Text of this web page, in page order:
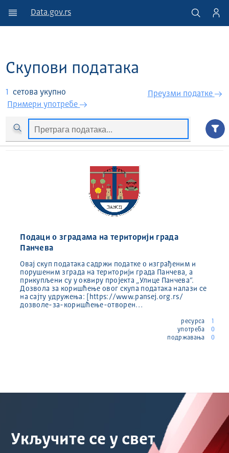
Data.gov.rs
Скупови података
1
сетова укупно
Примери употребе
Преузми податкe
Подаци о зградама на територији града
Панчева
Овај скуп података садржи податке о изграђеним и
порушеним зграда на територији града Панчева, а
прикупљени су у оквиру пројекта „Улице Панчева“.
Дозвола за коришћење овог скупа података налази се
на сајту удружења: [https://www.pansej.org.rs/
дозволе-за-коришћење-отворен…
ресурса
1
употреба
0
подржавања
0
Укључите се у свет